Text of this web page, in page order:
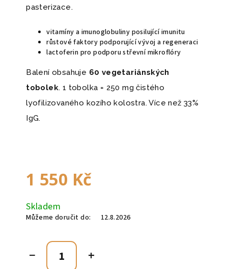
pasterizace.
vitamíny a imunoglobuliny posilující imunitu
růstové faktory podporující vývoj a regeneraci
lactoferin pro podporu střevní mikroflóry
Balení obsahuje 60 vegetariánských
tobolek. 1 tobolka = 250 mg čistého
lyofilizovaného kozího kolostra. Více než 33%
IgG.
1 550 Kč
cena:
Skladem
Můžeme doručit do: 12.8.2026
+
−